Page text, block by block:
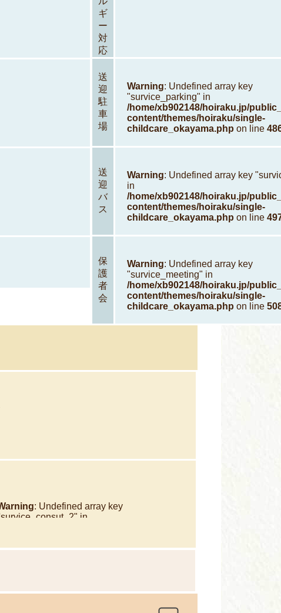
ギ
ー
対
応
送
迎
駐
車
場
Warning: Undefined array key
"survice_parking" in
/home/xb902148/hoiraku.jp/
content/themes/hoiraku/single-
childcare_okayama.php on line
送
迎
バ
ス
Warning: Undefined array key
in
/home/xb902148/hoiraku.jp/
content/themes/hoiraku/single-
childcare_okayama.php on line
保
護
者
会
Warning: Undefined array key
"survice_meeting" in
/home/xb902148/hoiraku.jp/
content/themes/hoiraku/single-
childcare_okayama.php on line
: Undefined array key
in
on line566